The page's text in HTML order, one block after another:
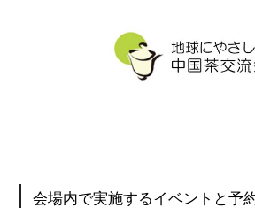
会場内で実施するイベントと予